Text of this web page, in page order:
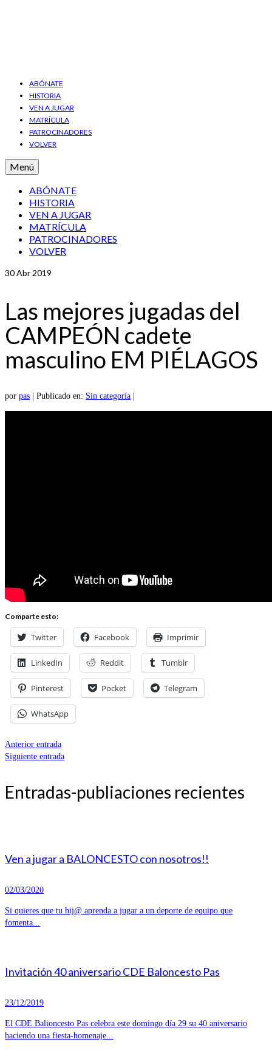
ABÓNATE
HISTORIA
VEN A JUGAR
MATRÍCULA
PATROCINADORES
VOLVER
Menú
ABÓNATE
HISTORIA
VEN A JUGAR
MATRÍCULA
PATROCINADORES
VOLVER
30Abr 2019
Las mejores jugadas del
CAMPEÓN cadete
masculino EM PIÉLAGOS
por pas Publicado en: Sin categoría
Comparte esto:
Twitter Facebook Imprimir
LinkedIn Reddit Tumblr
Pinterest Pocket Telegram
WhatsApp
Anterior entrada
Siguiente entrada
Entradas-publiaciones recientes
Ven a jugar a BALONCESTO con nosotros!!
02/03/2020
Si quieres que tu hij@ aprenda a jugar a un deporte de equipo que
fomenta...
Invitación 40 aniversario CDE Baloncesto Pas
23/12/2019
El CDE Balioncesto Pas celebra este domingo día 29 su 40 aniversario
haciendo una fiesta-homenaje...